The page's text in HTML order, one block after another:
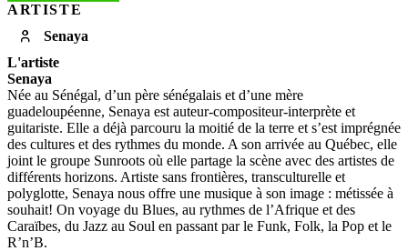
ARTISTE
Senaya
L'artiste
Senaya
Née au Sénégal, d’un père sénégalais et d’une mère
guadeloupéenne, Senaya est auteur-compositeur-interprète et
guitariste. Elle a déjà parcouru la moitié de la terre et s’est imprégnée
des cultures et des rythmes du monde. A son arrivée au Québec, elle
joint le groupe Sunroots où elle partage la scène avec des artistes de
différents horizons. Artiste sans frontières, transculturelle et
polyglotte, Senaya nous offre une musique à son image : métissée à
souhait! On voyage du Blues, au rythmes de l’Afrique et des
Caraïbes, du Jazz au Soul en passant par le Funk, Folk, la Pop et le
R’n’B.